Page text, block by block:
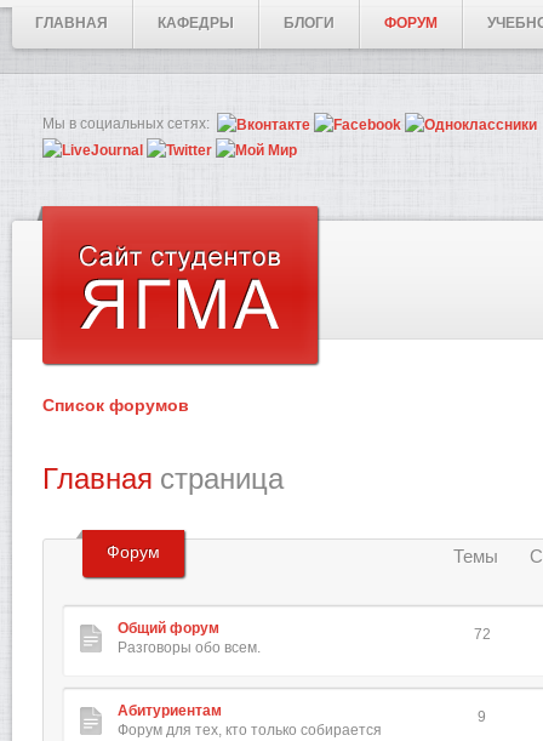
ГЛАВНАЯ КАФЕДРЫ БЛОГИ ФОРУМ
Мы в социальных сетях:
Список форумов
Главная страница
Форум Темы
Общий форум
Разговоры обо всем.
72
Абитуриентам
Форум для тех, кто только собирается
9